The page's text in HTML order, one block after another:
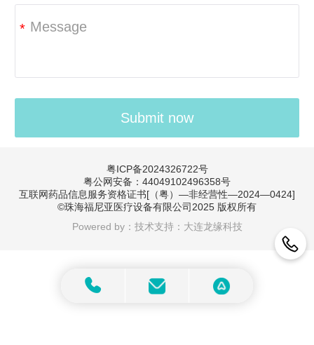
*
粤ICP备2024326722号
粤公网安备：44049102496358号
互联网药品信息服务资格证书[（粤）—非经营性—2024—0424]
©珠海福尼亚医疗设备有限公司2025 版权所有
Powered by： 技术支持：大连龙缘科技